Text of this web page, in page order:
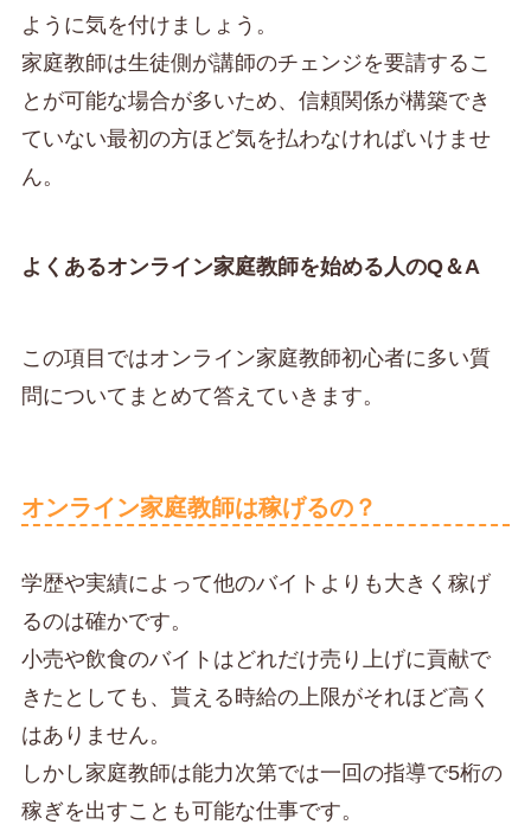
ように気を付けましょう。
家庭教師は生徒側が講師のチェンジを要請するこ
とが可能な場合が多いため、信頼関係が構築でき
ていない最初の方ほど気を払わなければいけませ
ん。
よくあるオンライン家庭教師を始める人のQ＆A
この項目ではオンライン家庭教師初心者に多い質
問についてまとめて答えていきます。
オンライン家庭教師は稼げるの？
学歴や実績によって他のバイトよりも大きく稼げ
るのは確かです。
小売や飲食のバイトはどれだけ売り上げに貢献で
きたとしても、貰える時給の上限がそれほど高く
はありません。
しかし家庭教師は能力次第では一回の指導で5桁の
稼ぎを出すことも可能な仕事です。